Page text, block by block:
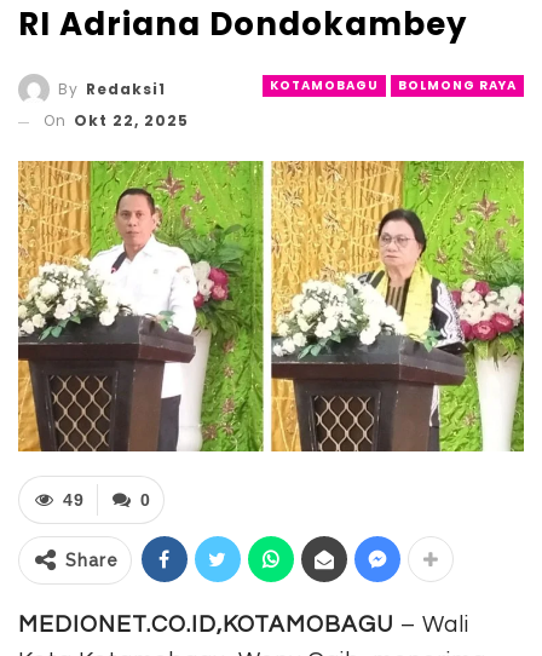
RI Adriana Dondokambey
KOTAMOBAGU BOLMONG RAYA
By Redaksi1
On Okt 22, 2025
0
49
Share
MEDIONET.CO.ID,KOTAMOBAGU – Wali